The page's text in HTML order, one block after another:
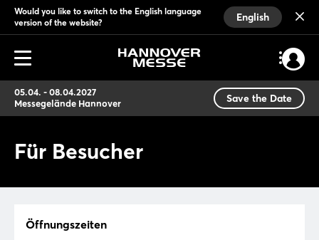
05.04. - 08.04.2027
Messegelände Hannover
Save the Date
Would you like to switch to the English language
version of the website?
English
Für Besucher
Öffnungszeiten